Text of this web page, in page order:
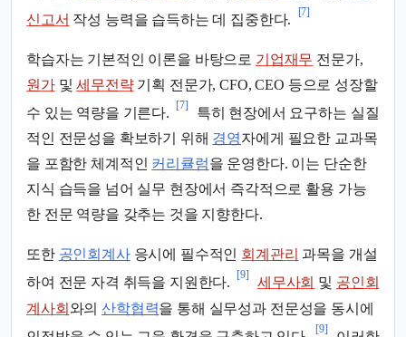
신고서 작성 능력을 습득하는 데 집중한다.
[7]
학습자는 기본적인 이론을 바탕으로 기업재무 전문가,
원가및세무전략기획 전문가, CFO, CEO 등으로 성장할
수 있는 역량을 기른다.
[7]
특히 현장에서 요구하는 실질
적인 전문성을 확보하기 위해 경영자에게 필요한 교과목
을 포함한 체계적인 커리큘럼을 운영한다. 이는 단순한
지식 습득을 넘어 실무 현장에서 즉각적으로 활용 가능
한 전문 역량을 갖추는 것을 지향한다.
또한 공인회계사응시에 필수적인 회계관리 과목을 개설
하여 전문 자격 취득을 지원한다.
[9]
세무사회 및 공인회
계사회 와의산학협력을 통해 실무성과 전문성을 동시에
[9]